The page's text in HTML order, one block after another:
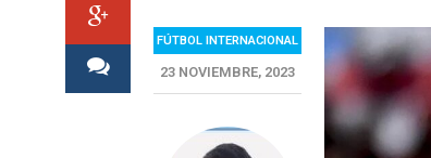
FÚTBOL INTERNACIONAL
23 NOVIEMBRE, 2023